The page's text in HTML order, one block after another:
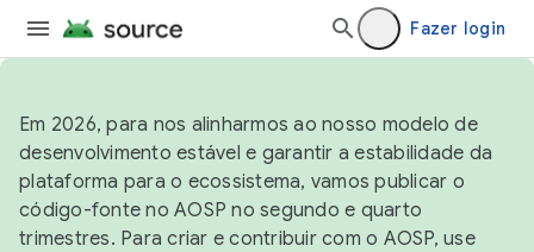
Fazer login
Em 2026, para nos alinharmos ao nosso modelo de
desenvolvimento estável e garantir a estabilidade da
plataforma para o ecossistema, vamos publicar o
código-fonte no AOSP no segundo e quarto
trimestres. Para criar e contribuir com o AOSP, use